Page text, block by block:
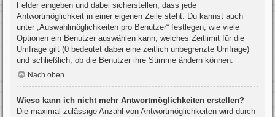
Felder eingeben und dabei sicherstellen, dass jede
Antwortmöglichkeit in einer eigenen Zeile steht. Du kannst auch
unter „Auswahlmöglichkeiten pro Benutzer“ festlegen, wie viele
Optionen ein Benutzer auswählen kann, welches Zeitlimit für die
Umfrage gilt (0 bedeutet dabei eine zeitlich unbegrenzte Umfrage)
und schließlich, ob die Benutzer ihre Stimme ändern können.
Nach oben
Wieso kann ich nicht mehr Antwortmöglichkeiten erstellen?
Die maximal zulässige Anzahl von Antwortmöglichkeiten wird durch